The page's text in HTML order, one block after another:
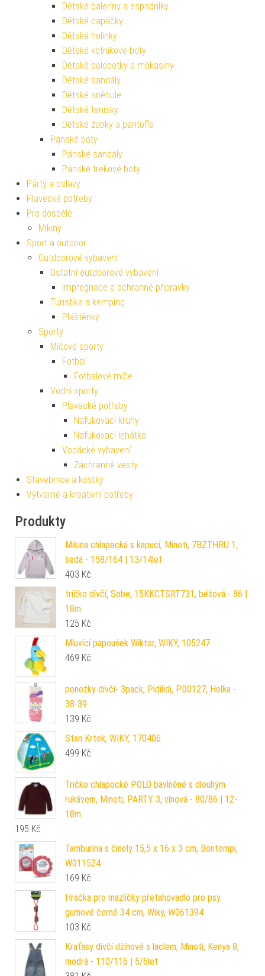
Dětské baleríny a espadrilky
Dětské capáčky
Dětské holínky
Dětské kotníkové boty
Dětské polobotky a mokasíny
Dětské sandály
Dětské sněhule
Dětské tenisky
Dětské žabky a pantofle
Pánské boty
Pánské sandály
Pánské trekové boty
Párty a oslavy
Plavecké potřeby
Pro dospělé
Mikiny
Sport a outdoor
Outdoorové vybavení
Ostatní outdoorové vybavení
Impregnace a ochranné přípravky
Turistika a kemping
Pláštěnky
Sporty
Míčové sporty
Fotbal
Fotbalové míče
Vodní sporty
Plavecké potřeby
Nafukovací kruhy
Nafukovací lehátka
Vodácké vybavení
Záchranné vesty
Stavebnice a kostky
Výtvarné a kreativní potřeby
Produkty
Mikina chlapecká s kapucí, Minoti, 7BZTHRU 1,
šedá - 158/164 | 13/14let
403 Kč
tričko dívčí, Sobe, 15KKCTSRT731, béžová - 86 |
18m
125 Kč
Mluvící papoušek Wiktor, WIKY, 105247
469 Kč
ponožky dívčí- 3pack, Pidilidi, PD0127, Holka -
38-39
139 Kč
Stan Krtek, WIKY, 170406
499 Kč
Tričko chlapecké POLO bavlněné s dlouhým
rukávem, Minoti, PARTY 3, vínová - 80/86 | 12-
18m
195 Kč
Tamburína s činely 15,5 x 16 x 3 cm, Bontempi,
W011524
169 Kč
Hračka pro mazlíčky přetahovadlo pro psy
gumové černé 34 cm, Wiky, W061394
103 Kč
Kraťasy dívčí džínové s laclem, Minoti, Kenya 8,
modrá - 110/116 | 5/6let